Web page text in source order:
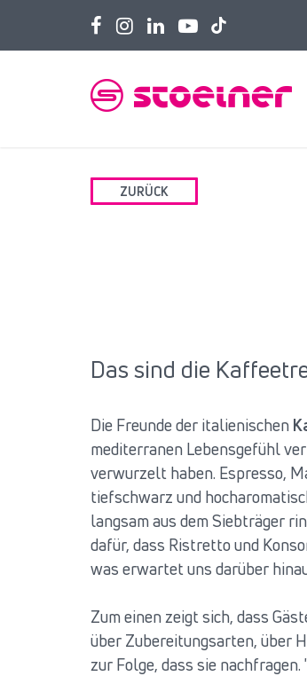
ZURÜCK
Das sind die
Die Freunde der italienischen
mediterranen Lebensgefühl
verwurzelt haben. Espresso,
tiefschwarz und
langsam aus dem Siebträger
dafür, dass Ristretto und
was erwartet uns darüber
Zum einen zeigt sich, dass
über Zubereitungsarten, über
zur Folge, dass sie